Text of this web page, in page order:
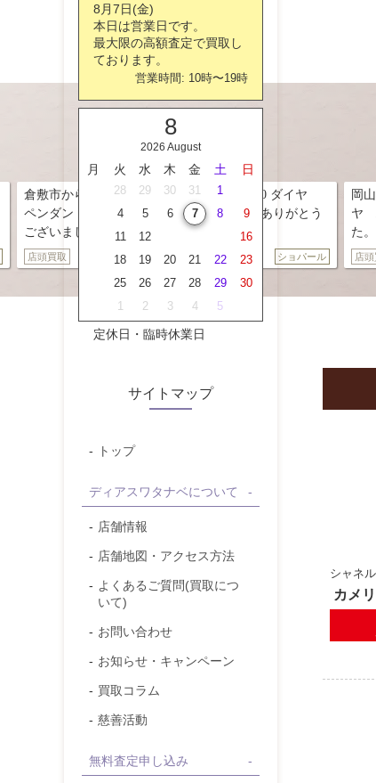
店です。ショパール 750 ダイヤ
取をさせて頂きました。ありがとう
ショパール 店頭買取
岡山市東区からのご来
ヤ ハッピーダイヤリ
た。ありがとうござい
シャネル
カメ
8月7日(金)
本日は営業日です。
最大限の高額査定で買取し
ております。
営業時間: 10時〜19時
8
2026 August
月 火 水 木 金 土 日
28 29 30 31 1
4 5 6 7 8
9
11 12
16
18 19 20 21 22
23
25 26 27 28 29
30
1 2 3 4 5
定休日・臨時休業日
サイトマップ
トップ
ディアスワタナベについて
店舗情報
店舗地図・アクセス方法
よくあるご質問(買取につ
いて)
お問い合わせ
お知らせ・キャンペーン
買取コラム
慈善活動
無料査定申し込み